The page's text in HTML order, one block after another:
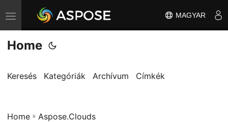
T
o
g
l
a
MAGYAR
Home
Keresés Kategóriák Archívum Címkék
Home » Aspose.Clouds